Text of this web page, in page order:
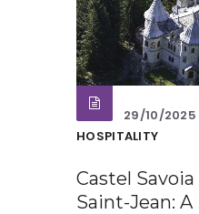
29/10/2025
HOSPITALITY
Castel
Saint-Jean: